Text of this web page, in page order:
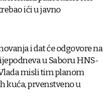
ići u javno
i dat će odgovore na
u Saboru HNS-
misli tim planom
kuća, prvenstveno u